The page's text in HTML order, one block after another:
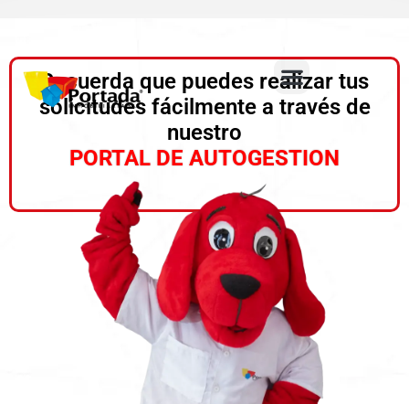
Recuerda que puedes realizar tus
solicitudes fácilmente a través de
nuestro
PORTAL DE AUTOGESTION